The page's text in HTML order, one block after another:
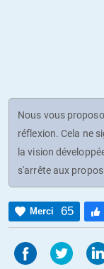
Nous vous
réflexion. Cela ne
la vision
s'arrête aux
Merci 65